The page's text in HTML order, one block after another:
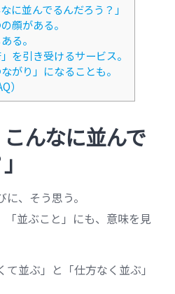
に並んでるんだろう？」
顔がある。
る。
を引き受けるサービス。
がり」になることも。
）
こんなに並んで
、そう思う。
「並ぶこと」にも、意味を見
並ぶ」と「仕方なく並ぶ」